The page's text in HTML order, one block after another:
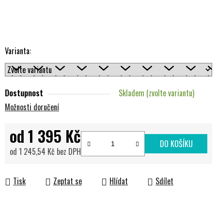
Varianta:
Dostupnost
Skladem (zvolte variantu)
Možnosti doručení
od1 395 Kč
od 1 245,54 Kč bez DPH
DO KOŠÍKU
Tisk Zeptat se Hlídat Sdílet